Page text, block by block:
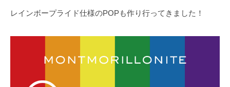
レインボープライド仕様のPOPも作り行ってきました！